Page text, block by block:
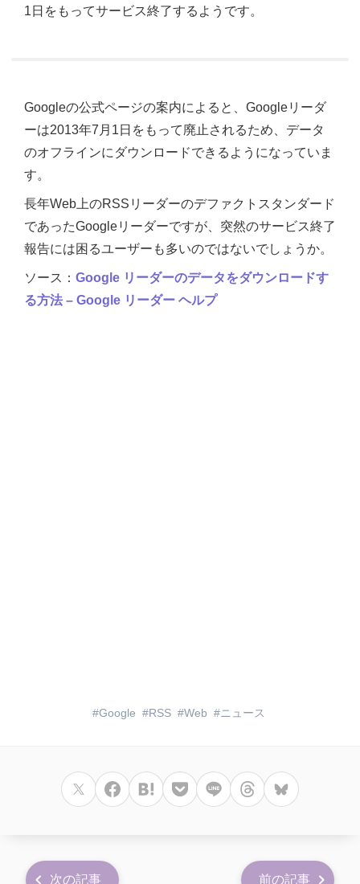
1日をもってサービス終了するようです。
Googleの公式ページの案内によると、Googleリーダ
ーは2013年7月1日をもって廃止されるため、データ
のオフラインにダウンロードできるようになっていま
す。
長年Web上のRSSリーダーのデファクトスタンダード
であったGoogleリーダーですが、突然のサービス終了
報告には困るユーザーも多いのではないでしょうか。
ソース： Google リーダーのデータをダウンロードす
る方法 – Google リーダー ヘルプ
Google RSS Web ニュース
次の記事 前の記事